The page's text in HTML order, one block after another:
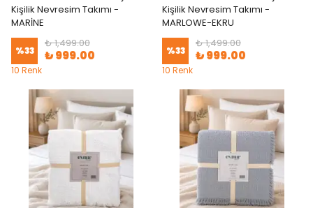
Kişilik Nevresim Takımı -
MARİNE
%33
₺ 1,499.00
₺ 999.00
10 Renk
Kişilik Nevresim Takımı -
MARLOWE-EKRU
%33
₺ 1,499.00
₺ 999.00
10 Renk